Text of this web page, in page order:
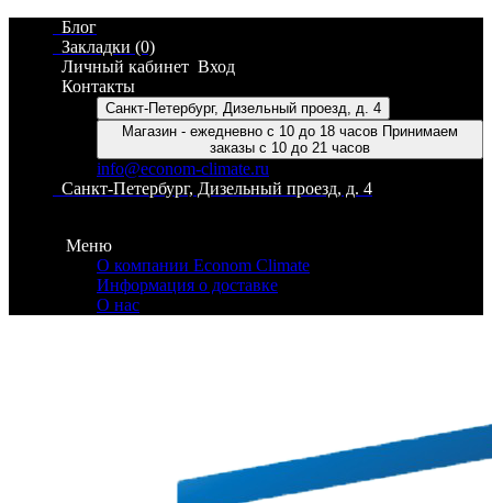
Блог
Закладки (0)
Личный кабинет Вход
Контакты
Санкт-Петербург, Дизельный проезд, д. 4
Магазин - ежедневно с 10 до 18 часов Принимаем
заказы с 10 до 21 часов
info@econom-climate.ru
Санкт-Петербург, Дизельный проезд, д. 4
Меню
О компании Econom Climate
Информация о доставке
О нас